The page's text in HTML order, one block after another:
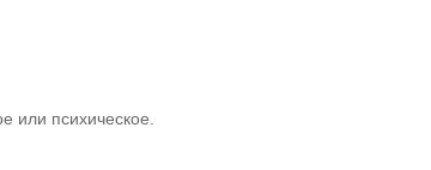
или психическое.